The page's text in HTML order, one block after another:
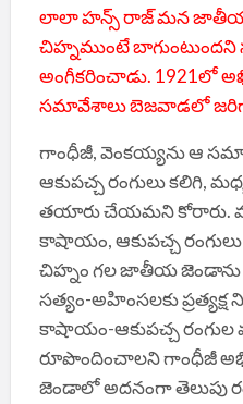
లాలా హన్స్ రాజ్ మన జాతీయ
చిహ్నముంటే
అంగీకరించాడు. 1921లో
సమావేశాలు బెజవాడలో
గాంధీజీ, వెంకయ్యను ఆ
ఆకుపచ్చ రంగులు కలిగి,
తయారు చేయమని కోరారు.
కాషాయం, ఆకుపచ్చ
చిహ్నం గల జాతీయ జెండాను
సత్యం-అహింసలకు ప్రత్యక్ష
కాషాయం-ఆకుపచ్చ
రూపొందించాలని గాంధీజీ
జెండాలో అదనంగా తెలుపు